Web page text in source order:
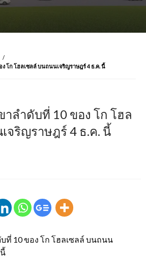
โก โฮลเซลล์ บนถนนเจริญราษฎร์ 4 ธ.ค. นี้
าลำดับที่ 10 ของ โก โฮล
จริญราษฎร์ 4 ธ.ค. นี้
ที่ 10 ของ โก โฮลเซลล์ บนถนน